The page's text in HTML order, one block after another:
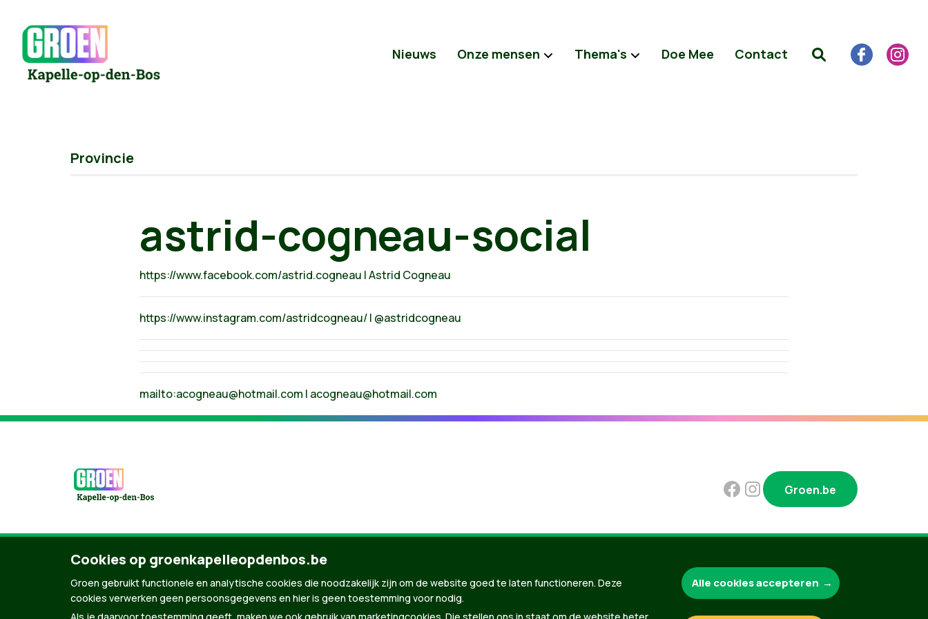
Nieuws Onze mensen Thema's Doe Mee Contact
Provincie
astrid-cogneau-social
https://www.facebook.com/astrid.cogneau | Astrid Cogneau
https://www.instagram.com/astridcogneau/ | @astridcogneau
mailto:acogneau@hotmail.com | acogneau@hotmail.com
Groen.be
© Copyright Groen 2026 | Gemaakt metNationBuilder ContactPrivacybeleid
Cookies op groenkapelleopdenbos.be
Groen gebruikt functionele en analytische cookies die noodzakelijk zijn om de website goed te laten functioneren. Deze
cookies verwerken geen persoonsgegevens en hier is geen toestemming voor nodig.
Alle cookies accepteren